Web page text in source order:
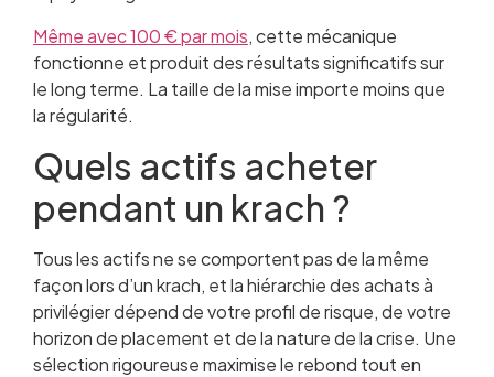
Même avec 100 € par mois, cette mécanique
fonctionne et produit des résultats significatifs sur
le long terme. La taille de la mise importe moins que
la régularité.
Quels actifs acheter
pendant un krach ?
Tous les actifs ne se comportent pas de la même
façon lors d’un krach, et la hiérarchie des achats à
privilégier dépend de votre profil de risque, de votre
horizon de placement et de la nature de la crise. Une
sélection rigoureuse maximise le rebond tout en